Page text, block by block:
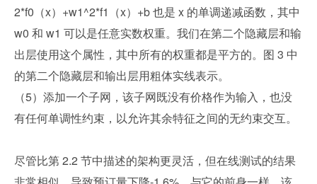
2*f0（x）+w1^2*f1（x）+b 也是 x 的单调递减函数，其中
w0 和 w1 可以是任意实数权重。我们在第二个隐藏层和输
出层使用这个属性，其中所有的权重都是平方的。图 3 中
的第二个隐藏层和输出层用粗体实线表示。
（5）添加一个子网，该子网既没有价格作为输入，也没
有任何单调性约束，以允许其余特征之间的无约束交互。
尽管比第 2.2 节中描述的架构更灵活，但在线测试的结果